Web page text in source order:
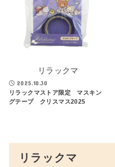
リラックマ
2025.10.30
リラックマストア限定 マスキン
グテープ クリスマス2025
リラックマ